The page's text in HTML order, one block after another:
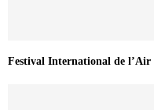
Festival International de l’Air